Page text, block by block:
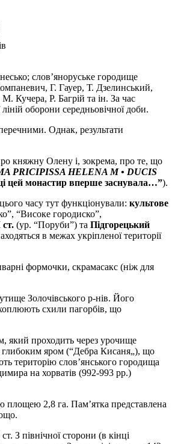
слов’яноруське городище
Г. Гауер, Т. Дзелинський,
Кучера, Р. Багрій та ін. За час
оборони середньовічної доби.
Однак, результати
княжну Олену і, зокрема, про те, що
PRICIPISSA HELENA M • DUCIS
цей монастир вперше заснувала…”).
часу тут функціонували: культове
“Високе городиско”,
(ур. “Поруби”) та Підгорецький
в межах укріпленої території
формочки, скрамасакс (ніж для
Золочівського р-нів. Його
схили пагорбів, що
який проходить через урочище
глибоким яром (“Дебра Кисаня„), що
територію слов’янського городища
на хорватів (992-993 рр.)
площею 2,8 га. Пам’ятка представлена
З північної сторони (в кінці